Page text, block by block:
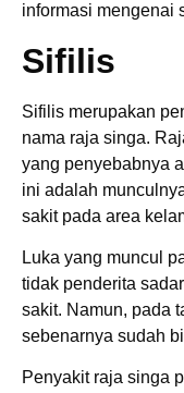
informasi mengenai
Sifilis
Sifilis merupakan
nama raja singa.
yang penyebabnya
ini adalah
sakit pada area
Luka yang muncul
tidak penderita
sakit. Namun, pada
sebenarnya sudah
Penyakit raja singa